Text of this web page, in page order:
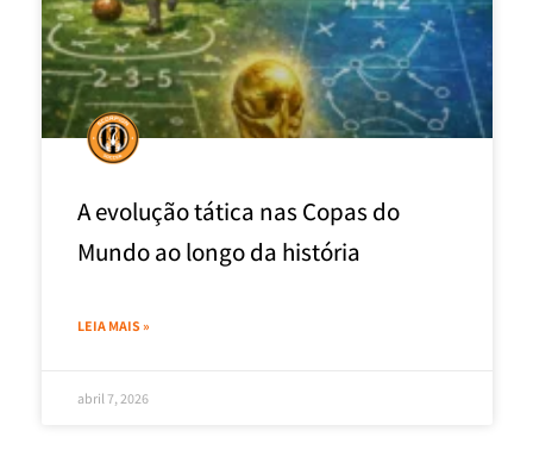
A evolução tática nas Copas do
Mundo ao longo da história
LEIA MAIS »
abril 7, 2026